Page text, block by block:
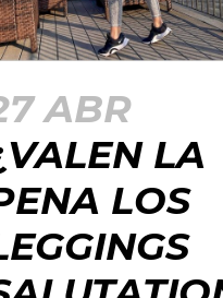
ABR
LA
LOS